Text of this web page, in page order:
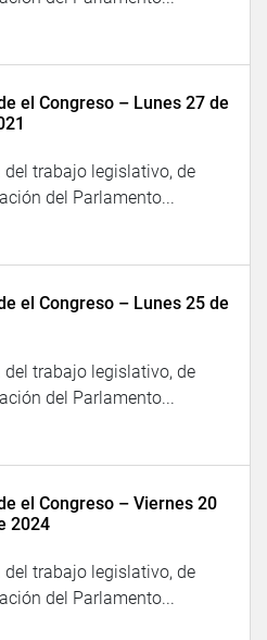
el Congreso – Lunes 27 de
trabajo legislativo, de
del Parlamento...
el Congreso – Lunes 25 de
trabajo legislativo, de
del Parlamento...
el Congreso – Viernes 20
2024
trabajo legislativo, de
del Parlamento...